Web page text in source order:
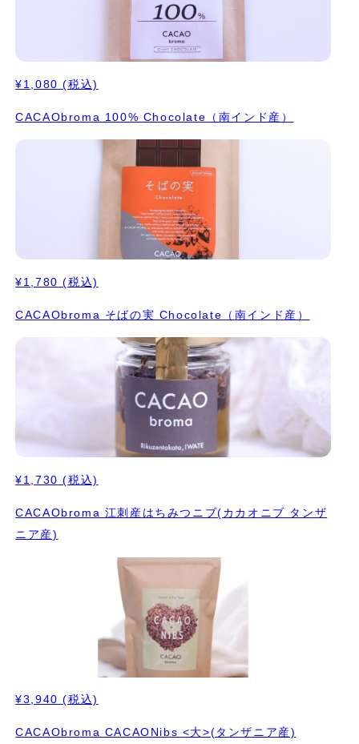
¥1,080 (税込)
CACAObroma 100% Chocolate（南インド産）
¥1,780 (税込)
CACAObroma そばの実 Chocolate（南インド産）
¥1,730 (税込)
CACAObroma 江刺産はちみつニブ(カカオニブ タンザ
ニア産)
¥3,940 (税込)
CACAObroma CACAONibs <大>(タンザニア産)